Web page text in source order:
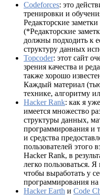
Codeforces: это
тренировки и
Редакторские
(*Редакторские
должны подходить к
структуру данных
Topcoder: этот сайт
зрения качества и
также хорошо
Каждый материал
технике, алгоритму
Hacker Rank: как я
имеется множество
структуры данных,
программирования и
и средства
пользователей этого
Hacker Rank, в
легко пользоваться.
чтобы выработать у
программирования на
Hacker Earth и Code